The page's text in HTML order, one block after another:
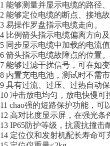
1 能够测量并显示电缆的路径、
2 能够定位电缆的断点、接地
3 易操作罗盘指示电缆走向。
4 比例箭头指示电缆偏离方向及
5 同步显示电缆中加载的电流
6 箭头指示电缆故障点的位置。
7 能够过滤干扰信号，可在如
8 内置充电电池，测试时不需
9 具有过流、过压、过热自动保
10 冲击放电均匀，放电快慢可
11 chao强的短路保护功能，
12 高对比度显示屏，在强光条
13 IP65防护等级，抗震抗撞击
14 定位仪和发射机配长寿命